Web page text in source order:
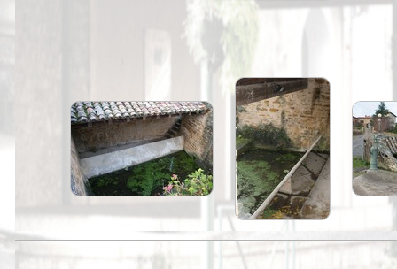
Un Peu d'Histoire
Outils-des-Lavandières
Cartes Postales-Anciennes et
Peintures
Presse